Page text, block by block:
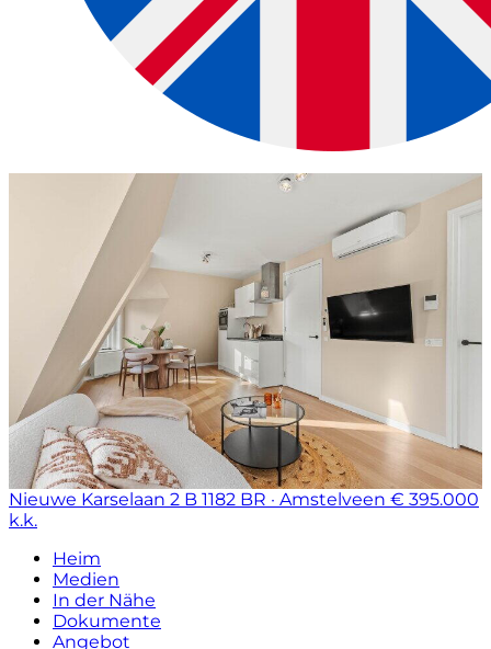
Nieuwe Karselaan 2 B 1182 BR · Amstelveen € 395.000
k.k.
Heim
Medien
In der Nähe
Dokumente
Angebot